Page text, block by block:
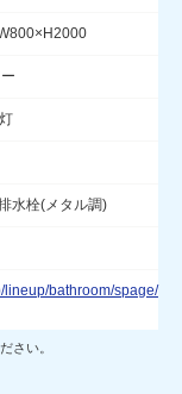
水栓(メタル調)
lineup/bathroom/spage/
さい。